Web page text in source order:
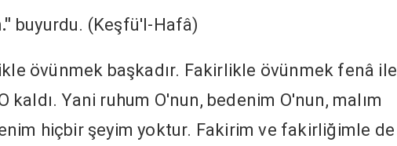
buyurdu. (Keşfü'l-Hafâ)
övünmek başkadır. Fakirlikle övünmek fenâ ile
kaldı. Yani ruhum O'nun, bedenim O'nun, malım
hiçbir şeyim yoktur. Fakirim ve fakirliğimle de